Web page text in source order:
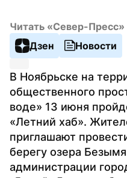
Читать «Север-Пресс»
Дзен
Новости
В Ноябрьске на
общественного
воде» 13 июня
«Летний хаб».
приглашают
берегу озера
администрации